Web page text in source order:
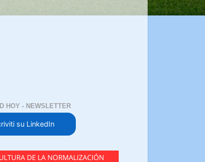
HOY - NEWSLETTER
su LinkedIn